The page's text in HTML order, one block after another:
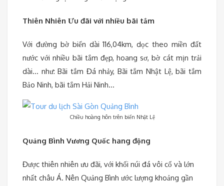
Thiên Nhiên Ưu đãi với nhiều bãi tắm
Với đường bờ biển dài 116,04km, dọc theo miền đất
nước với nhiều bãi tắm đẹp, hoang sơ, bờ cát mịn trải
dài… như: Bãi tắm Đá nhảy, Bãi tắm Nhật Lệ, bãi tắm
Bảo Ninh, bãi tắm Hải Ninh…
Chiều hoàng hôn trên biển Nhật Lệ
Quảng Bình Vương Quốc hang động
Được thiên nhiên ưu đãi, với khối núi đá vôi cổ và lớn
nhất châu Á. Nên Quảng Bình ước lượng khoảng gần